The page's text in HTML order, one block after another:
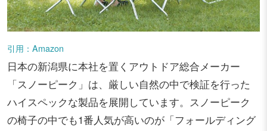
引用：Amazon
日本の新潟県に本社を置くアウトドア総合メーカー
「スノーピーク」は、厳しい自然の中で検証を行った
ハイスペックな製品を展開しています。スノーピーク
の椅子の中でも1番人気が高いのが「フォールディング